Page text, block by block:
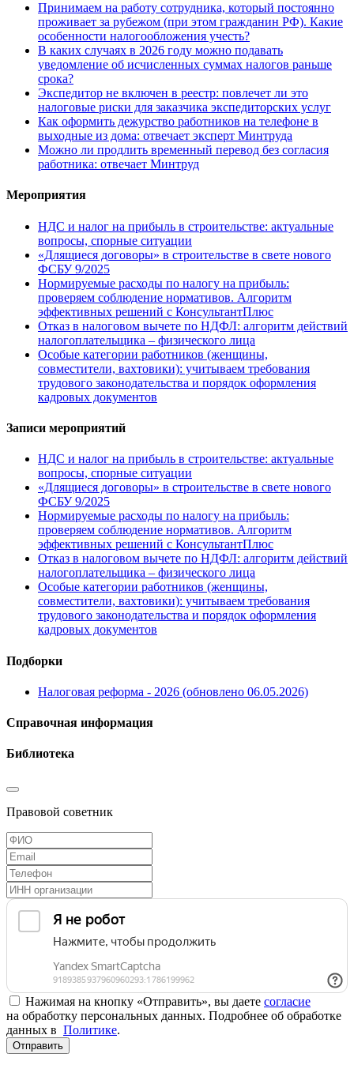
Принимаем на работу сотрудника, который постоянно
проживает за рубежом (при этом гражданин РФ). Какие
особенности налогообложения учесть?
В каких случаях в 2026 году можно подавать
уведомление об исчисленных суммах налогов раньше
срока?
Экспедитор не включен в реестр: повлечет ли это
налоговые риски для заказчика экспедиторских услуг
Как оформить дежурство работников на телефоне в
выходные из дома: отвечает эксперт Минтруда
Можно ли продлить временный перевод без согласия
работника: отвечает Минтруд
Мероприятия
НДС и налог на прибыль в строительстве: актуальные
вопросы, спорные ситуации
«Длящиеся договоры» в строительстве в свете нового
ФСБУ 9/2025
Нормируемые расходы по налогу на прибыль:
проверяем соблюдение нормативов. Алгоритм
эффективных решений с КонсультантПлюс
Отказ в налоговом вычете по НДФЛ: алгоритм действий
налогоплательщика – физического лица
Особые категории работников (женщины,
совместители, вахтовики): учитываем требования
трудового законодательства и порядок оформления
кадровых документов
Записи мероприятий
НДС и налог на прибыль в строительстве: актуальные
вопросы, спорные ситуации
«Длящиеся договоры» в строительстве в свете нового
ФСБУ 9/2025
Нормируемые расходы по налогу на прибыль:
проверяем соблюдение нормативов. Алгоритм
эффективных решений с КонсультантПлюс
Отказ в налоговом вычете по НДФЛ: алгоритм действий
налогоплательщика – физического лица
Особые категории работников (женщины,
совместители, вахтовики): учитываем требования
трудового законодательства и порядок оформления
кадровых документов
Подборки
Налоговая реформа - 2026 (обновлено 06.05.2026)
Справочная информация
Библиотека
Правовой советник
Нажимая на кнопку «Отправить», вы даете согласие
на обработку персональных данных. Подробнее об обработке
данных в Политике.
Отправить